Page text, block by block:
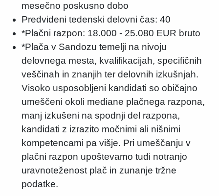
mesečno poskusno dobo
Predvideni tedenski delovni čas: 40
*Plačni razpon: 18.000 - 25.080 EUR bruto
*Plača v Sandozu temelji na nivoju
delovnega mesta, kvalifikacijah, specifičnih
veščinah in znanjih ter delovnih izkušnjah.
Visoko usposobljeni kandidati so običajno
umeščeni okoli mediane plačnega razpona,
manj izkušeni na spodnji del razpona,
kandidati z izrazito močnimi ali nišnimi
kompetencami pa višje. Pri umeščanju v
plačni razpon upoštevamo tudi notranjo
uravnoteženost plač in zunanje tržne
podatke.